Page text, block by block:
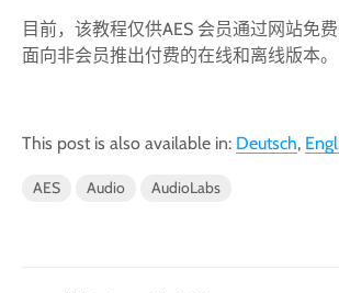
目前，该教程仅供AES 会员通过网站免
面向非会员推出付费的在线和离线版本。
This post is also available in: Deutsch
AES Audio AudioLabs